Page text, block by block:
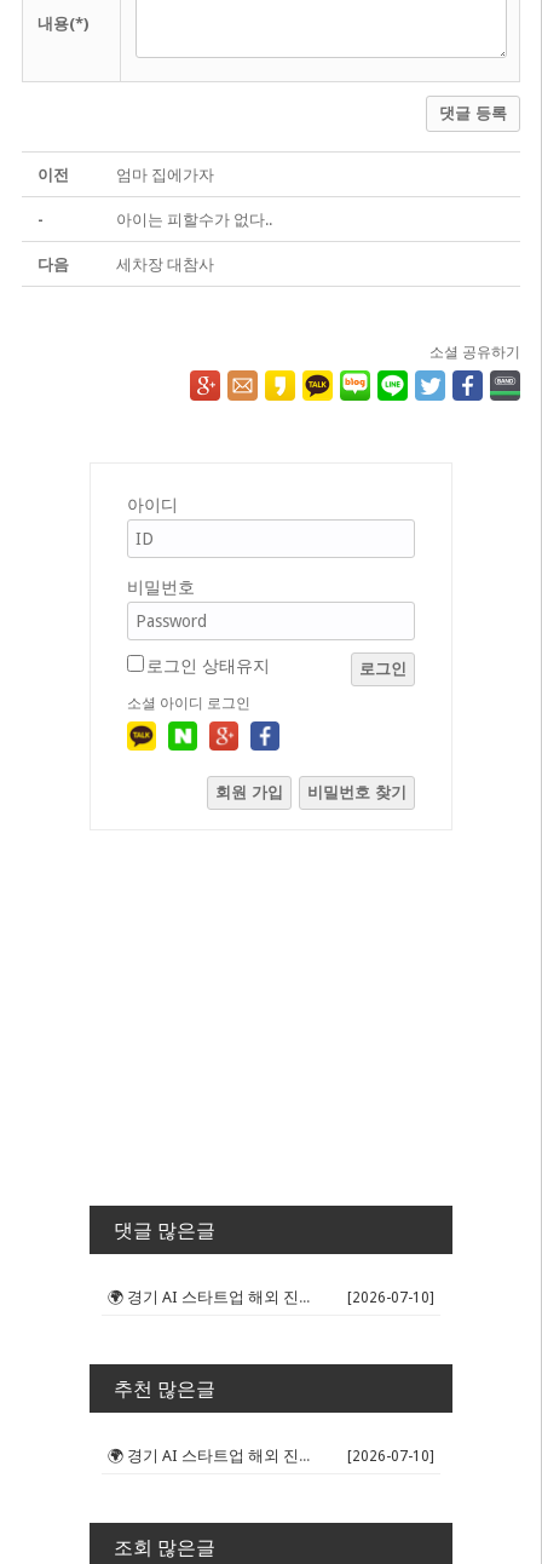
내용(*)
댓글 등록
이전 엄마 집에가자
- 아이는 피할수가 없다..
다음 세차장 대참사
소셜 공유하기
아이디
비밀번호
로그인 상태유지 로그인
소셜 아이디 로그인
회원 가입 비밀번호 찾기
댓글 많은글
🌍 경기 AI 스타트업 해외 진출 판... [2026-07-10]
추천 많은글
🌍 경기 AI 스타트업 해외 진출 판... [2026-07-10]
조회 많은글